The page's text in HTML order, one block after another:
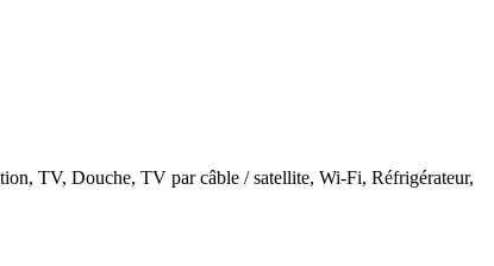
TV, Douche, TV par câble / satellite, Wi-Fi, Réfrigérateur,